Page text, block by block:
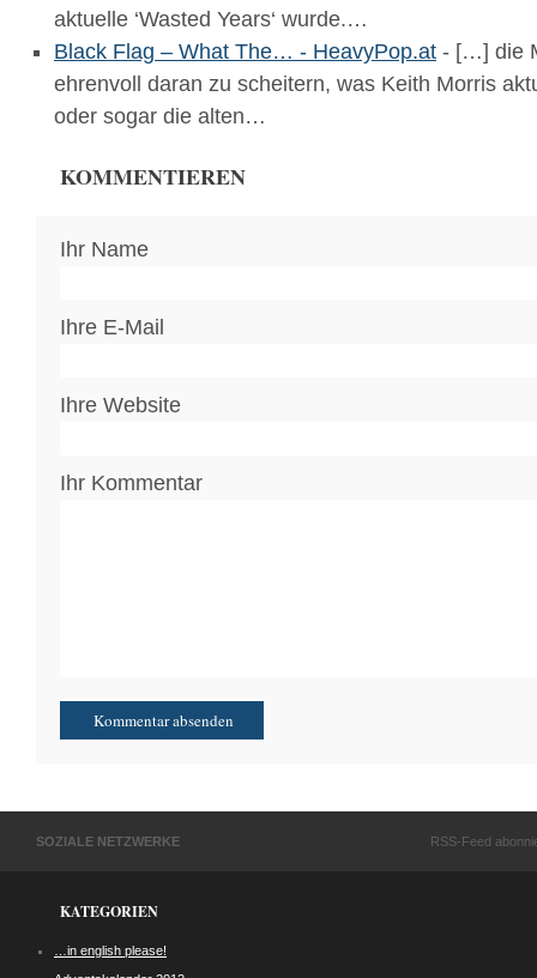
aktuelle ‘Wasted Years‘ wurde.…
Black Flag – What The… - HeavyPop.at - […] die
ehrenvoll daran zu scheitern, was Keith Morris
oder sogar die alten…
KOMMENTIEREN
Ihr Name
Ihre E-Mail
Ihre Website
Ihr Kommentar
SOZIALE NETZWERKE RSS-Feed
KATEGORIEN
…in english please!